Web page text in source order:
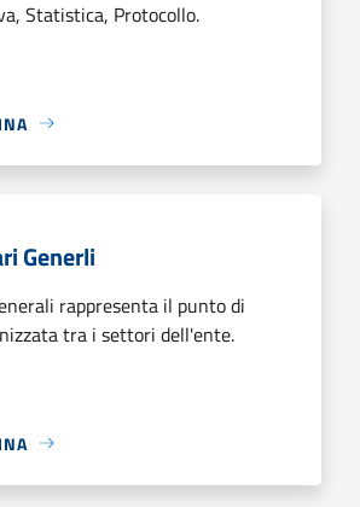
Statistica, Protocollo.
Generli
rappresenta il punto di
tra i settori dell'ente.